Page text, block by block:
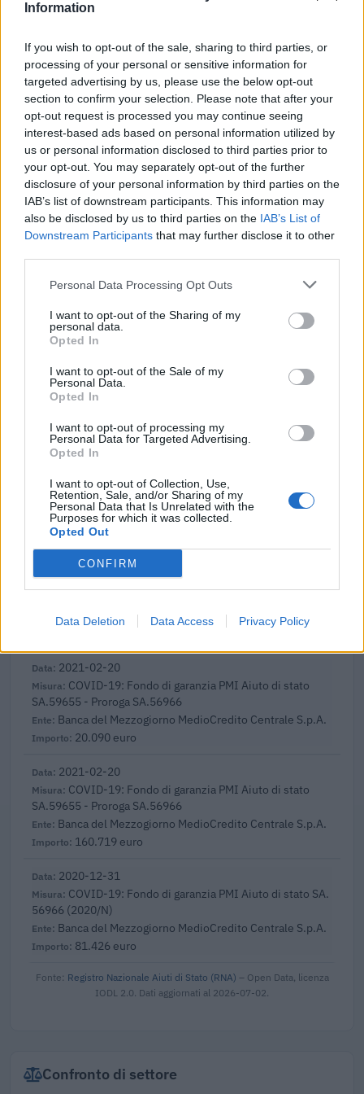
Information
If you wish to opt-out of the sale, sharing to third parties, or
processing of your personal or sensitive information for
targeted advertising by us, please use the below opt-out
section to confirm your selection. Please note that after your
opt-out request is processed you may continue seeing
interest-based ads based on personal information utilized by
us or personal information disclosed to third parties prior to
your opt-out. You may separately opt-out of the further
disclosure of your personal information by third parties on the
IAB’s list of downstream participants. This information may
also be disclosed by us to third parties on the IAB’s List of
Downstream Participants that may further disclose it to other
Personal Data Processing Opt Outs
I want to opt-out of the Sharing of my
personal data.
Opted In
I want to opt-out of the Sale of my
Personal Data.
Opted In
I want to opt-out of processing my
Personal Data for Targeted Advertising.
Opted In
I want to opt-out of Collection, Use,
Retention, Sale, and/or Sharing of my
Personal Data that Is Unrelated with the
Purposes for which it was collected.
Opted Out
CONFIRM
Data Deletion Data Access Privacy Policy
licenza CC BY-SA 4.0). Ogni CIG e' verificabile sul portale ANAC.
Aiuti di Stato e contributi pubblici
Fogliati Gramaglia Impianti S.r.l. risulta beneficiaria di 7 aiuti
o contributi pubblici per un totale di 271.693 euro (2020–
2023).
2023-05-31
Contributo a fondo perduto [e modifiche ai sensi
della decisione SA. 62668 e decisione C(2022) 171 final)
SA 101076)
esenzioni fiscali e crediti d'imposta adottati a
seguito della crisi economica causata dall'epidemia di
agenzia delle entrate
720 euro
2023-04-07
esenzioni fiscali e crediti d'imposta adottati a
seguito della crisi economica causata dall'epidemia di
COVID-19 [con mo
agenzia delle entrate
3.952 euro
2021-11-22
esenzioni fiscali e crediti d'imposta adottati a
seguito della crisi economica causata dall'epidemia di
agenzia delle entrate
2021-02-20
COVID-19: Fondo di garanzia PMI Aiuto di stato
SA.59655 - Proroga SA.56966
Banca del Mezzogiorno MedioCredito Centrale S.p.A.
20.090 euro
2021-02-20
COVID-19: Fondo di garanzia PMI Aiuto di stato
SA.59655 - Proroga SA.56966
Banca del Mezzogiorno MedioCredito Centrale S.p.A.
160.719 euro
2020-12-31
COVID-19: Fondo di garanzia PMI Aiuto di stato SA.
56966 (2020/N)
Banca del Mezzogiorno MedioCredito Centrale S.p.A.
81.426 euro
Fonte: Registro Nazionale Aiuti di Stato (RNA) – Open Data, licenza
IODL 2.0. Dati aggiornati al 2026-07-02.
Confronto di settore